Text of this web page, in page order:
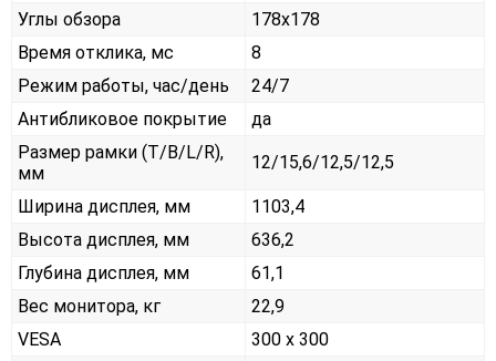
Углы обзора
178x178
Время отклика, мс
8
Режим работы, час/день
24/7
Антибликовое покрытие
да
Размер рамки (T/B/L/R),
мм
12/15,6/12,5/12,5
Ширина дисплея, мм
1103,4
Высота дисплея, мм
636,2
Глубина дисплея, мм
61,1
Вес монитора, кг
22,9
VESA
300 x 300